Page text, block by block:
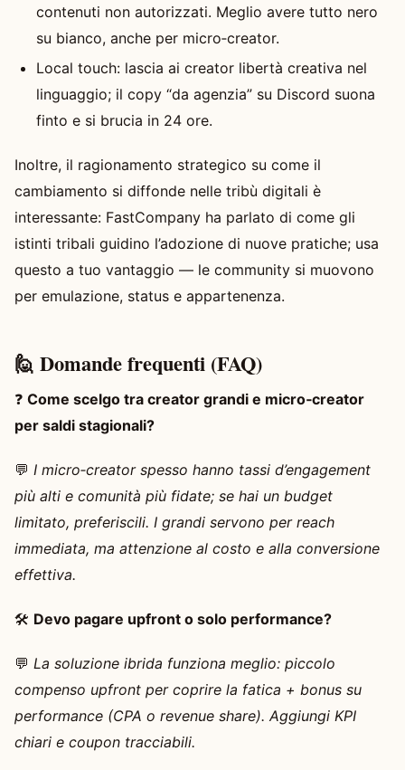
contenuti non autorizzati. Meglio avere tutto nero
su bianco, anche per micro‑creator.
Local touch: lascia ai creator libertà creativa nel
linguaggio; il copy “da agenzia” su Discord suona
finto e si brucia in 24 ore.
Inoltre, il ragionamento strategico su come il
cambiamento si diffonde nelle tribù digitali è
interessante: FastCompany ha parlato di come gli
istinti tribali guidino l’adozione di nuove pratiche; usa
questo a tuo vantaggio — le community si muovono
per emulazione, status e appartenenza.
🙋 Domande frequenti (FAQ)
❓ Come scelgo tra creator grandi e micro‑creator
per saldi stagionali?
💬 I micro‑creator spesso hanno tassi d’engagement
più alti e comunità più fidate; se hai un budget
limitato, preferiscili. I grandi servono per reach
immediata, ma attenzione al costo e alla conversione
effettiva.
🛠️ Devo pagare upfront o solo performance?
💬 La soluzione ibrida funziona meglio: piccolo
compenso upfront per coprire la fatica + bonus su
performance (CPA o revenue share). Aggiungi KPI
chiari e coupon tracciabili.